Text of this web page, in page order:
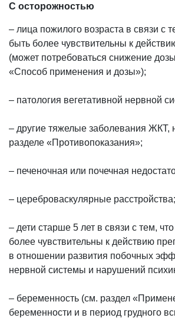
С осторожностью
– лица пожилого возраста в связи с
быть более чувствительны к
(может потребоваться снижение
«Способ применения и дозы»);
– патология вегетативной нервной
– другие тяжелые заболевания ЖКТ,
разделе «Противопоказания»;
– печеночная или почечная
– цереброваскулярные расстройства;
– дети старше 5 лет в связи с тем,
более чувствительны к действию
в отношении развития побочных
нервной системы и нарушений
– беременность (см. раздел
беременности и в период грудного